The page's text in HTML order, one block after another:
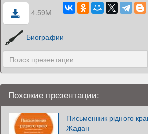
4.59M
Биографии
Похожие презентации:
Письменник рідного
Жадан